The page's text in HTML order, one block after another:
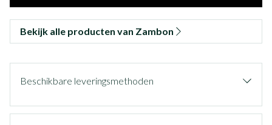
Bekijk alle producten van Zambon
Beschikbare leveringsmethoden